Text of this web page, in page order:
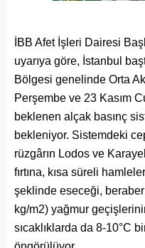
İBB Afet İşleri Dairesi
uyarıya göre, İstanbul
Bölgesi genelinde Orta
Perşembe ve 23 Kasım
beklenen alçak basınç
bekleniyor. Sistemdeki
rüzgârın Lodos ve
fırtına, kısa süreli
şeklinde eseceği,
kg/m2) yağmur
sıcaklıklarda da 8-10°C